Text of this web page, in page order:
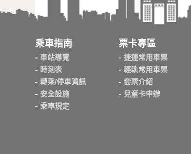
乘車指南
車站導覽
時刻表
轉乘/停車資訊
安全設施
乘車規定
票卡專區
捷運常用車票
輕軌常用車票
套票介紹
兒童卡申辦